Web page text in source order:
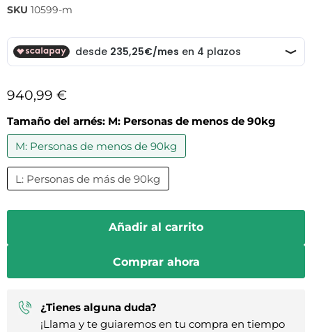
SKU 10599-m
Precio actual
940,99 €
Tamaño del arnés: M: Personas de menos de 90kg
M: Personas de menos de 90kg
L: Personas de más de 90kg
Añadir al carrito
Comprar ahora
¿Tienes alguna duda?
¡Llama y te guiaremos en tu compra en tiempo